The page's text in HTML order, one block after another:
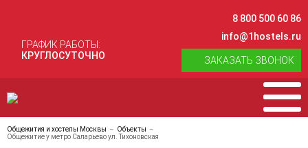
ГРАФИК РАБОТЫ:
КРУГЛОСУТОЧНО
8 800 500 60 86
info@1hostels.ru
ЗАКАЗАТЬ ЗВОНОК
Общежития и хостелы Москвы
Объекты
Общежитие у метро Саларьево ул. Тихоновская